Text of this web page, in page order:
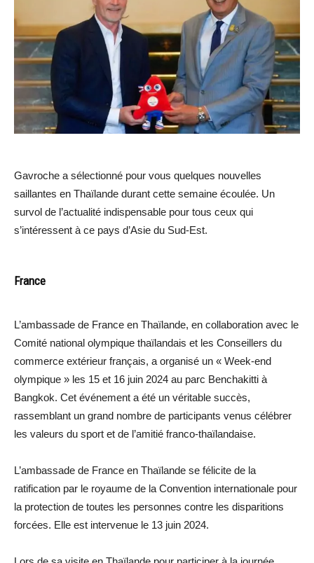
Gavroche a sélectionné pour vous quelques nouvelles
saillantes en Thaïlande durant cette semaine écoulée. Un
survol de l’actualité indispensable pour tous ceux qui
s’intéressent à ce pays d’Asie du Sud-Est.
France
L’ambassade de France en Thaïlande, en collaboration avec le
Comité national olympique thaïlandais et les Conseillers du
commerce extérieur français, a organisé un « Week-end
olympique » les 15 et 16 juin 2024 au parc Benchakitti à
Bangkok. Cet événement a été un véritable succès,
rassemblant un grand nombre de participants venus célébrer
les valeurs du sport et de l’amitié franco-thaïlandaise.
L’ambassade de France en Thaïlande se félicite de la
ratification par le royaume de la Convention internationale pour
la protection de toutes les personnes contre les disparitions
forcées. Elle est intervenue le 13 juin 2024.